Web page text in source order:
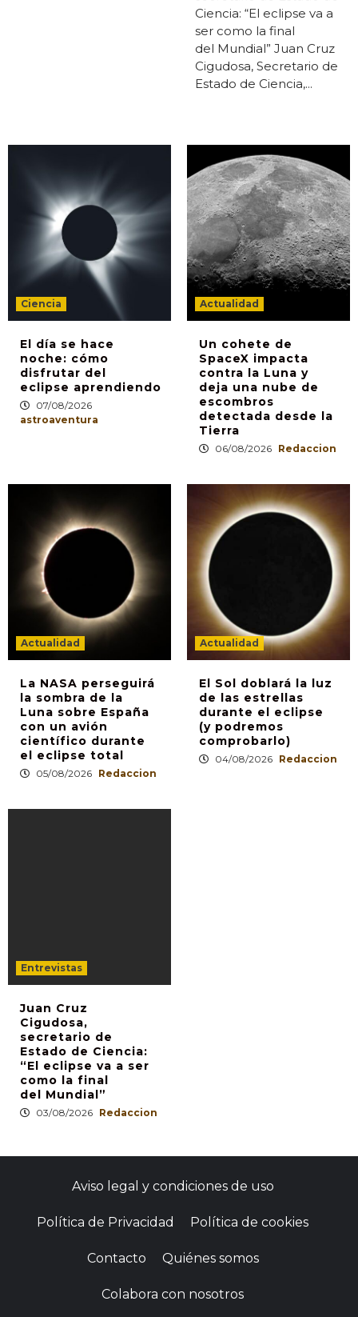
Ciencia: “El eclipse va a
ser como la final
del Mundial” Juan Cruz
Cigudosa, Secretario de
Estado de Ciencia,...
Ciencia
El día se hace
noche: cómo
disfrutar del
eclipse aprendiendo
07/08/2026
astroaventura
Actualidad
Un cohete de
SpaceX impacta
contra la Luna y
deja una nube de
escombros
detectada desde la
Tierra
06/08/2026 Redaccion
Actualidad
La NASA perseguirá
la sombra de la
Luna sobre España
con un avión
científico durante
el eclipse total
05/08/2026 Redaccion
Actualidad
El Sol doblará la luz
de las estrellas
durante el eclipse
(y podremos
comprobarlo)
04/08/2026 Redaccion
Entrevistas
Juan Cruz
Cigudosa,
secretario de
Estado de Ciencia:
“El eclipse va a ser
como la final
del Mundial”
03/08/2026 Redaccion
Aviso legal y condiciones de uso
Política de Privacidad Política de cookies
Contacto Quiénes somos
Colabora con nosotros